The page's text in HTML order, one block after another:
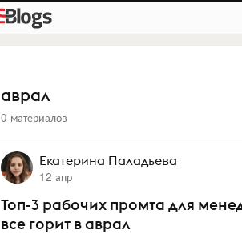
аврал
0 материалов
Екатерина Паладьева
12 апр
Топ-3 рабочих промта для
все горит в аврал